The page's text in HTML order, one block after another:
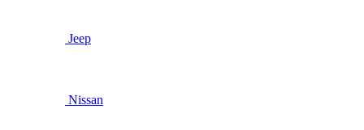
Jeep
Nissan